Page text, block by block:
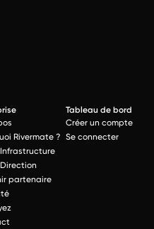
Rivermate ?
partenaire
Tableau de bord
Créer un compte
Se connecter